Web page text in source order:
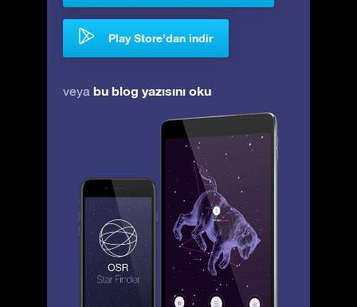
Play Store’dan indir
veya bu blog yazısını oku